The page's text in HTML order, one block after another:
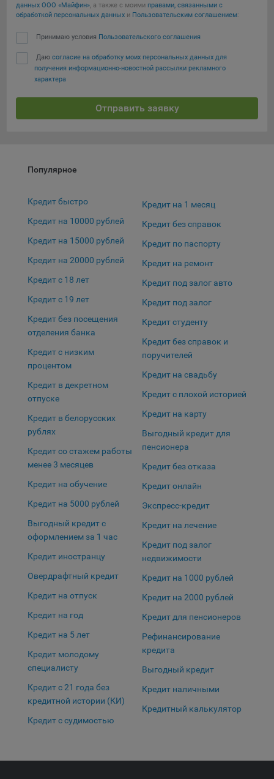
Google Data Protection Office, 1600 Amphitheatre Pkwy,
Mountain View, CA 94043, USA.Политика
конфиденциальности Google.
Matomo — это система веб-аналитики, которая позволяет
следит за доступностью сервисов, предоставляемых
myfin.by.
Дзержинского, д.3Б, пом.44.
Пиксель VK Рекламы - сервис позволяет показывать
проспект, д. 39, стр. 79, БЦ «SkyLight».
Технические настройки
Технические настройки хранят технические данные вашего
выбора (например, языкового). Техническая аналитика
используется для обеспечения корректной работы сайта.
Компании, которой мы поручаем обработку данных для
данной цели:
Сервис хранения информации, предоставляемый
компанией, согласно договора аренды ООО «Рэкун
технолоджи», 220069 г. Минск, пр-т Дзержинского, д.3Б,
пом.44.
Рекламные Cookie
Отключение рекламных cookie-файлы не позволит
принимать меры по совершенствованию работы
Сайта, исходя из предпочтений пользователя, а также
осуществлять подбор рекламы, иных рекламных
материалов по наиболее актуальному, подходящему
назначению для каждого конкретного пользователя.
Компании, которым мы поручаем обработку данных для
данной цели:
сервис показа контекстной рекламы. Адрес: Yandex
Europe AG, Werftestrasse 4, CH-6005 Luzern, Switzerland.
Google Ads - сервис показа контекстной рекламы,
предоставляемый компанией Google Ireland Ltd, Gordon
House Barrow Street Dublin 4, D04E5W5 Ireland.
Сохранить мои изменения
Сохранить по умолчанию
данных ООО «Майфин», а также с моими правами, связанными с
обработкой персональных данных и Пользовательским соглашением:
Принимаю условия Пользовательского соглашения
Даю согласие на обработку моих персональных данных для
получения информационно-новостной рассылки рекламного
характера
Отправить заявку
Популярное
Кредит быстро
Кредит на 10000 рублей
Кредит на 15000 рублей
Кредит на 20000 рублей
Кредит с 18 лет
Кредит с 19 лет
Кредит без посещения
отделения банка
Кредит с низким
процентом
Кредит в декретном
отпуске
Кредит в белорусских
рублях
Кредит со стажем работы
менее 3 месяцев
Кредит на обучение
Кредит на 5000 рублей
Выгодный кредит с
оформлением за 1 час
Кредит иностранцу
Овердрафтный кредит
Кредит на отпуск
Кредит на год
Кредит на 5 лет
Кредит молодому
специалисту
Кредит с 21 года без
кредитной истории (КИ)
Кредит с судимостью
Кредит на 1 месяц
Кредит без справок
Кредит по паспорту
Кредит на ремонт
Кредит под залог авто
Кредит под залог
Кредит студенту
Кредит без справок и
поручителей
Кредит на свадьбу
Кредит с плохой историей
Кредит на карту
Выгодный кредит для
пенсионера
Кредит без отказа
Кредит онлайн
Экспресс-кредит
Кредит на лечение
Кредит под залог
недвижимости
Кредит на 1000 рублей
Кредит на 2000 рублей
Кредит для пенсионеров
Рефинансирование
кредита
Выгодный кредит
Кредит наличными
Кредитный калькулятор